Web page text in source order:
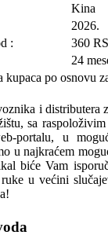
Kina
2026.
:
360
24
kupaca po osnovu
i distributera
sa
portalu, u
u najkraćem
biće Vam
u većini